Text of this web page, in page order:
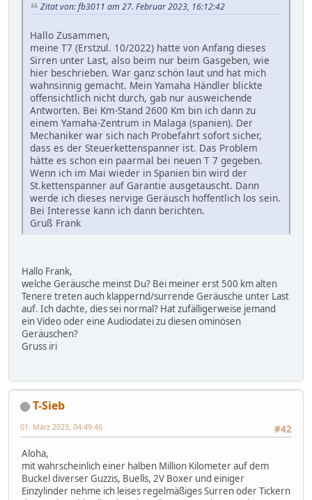
Zitat von: fb3011 am 27. Februar 2023, 16:12:42
Hallo Zusammen,
meine T7 (Erstzul. 10/2022) hatte von Anfang dieses
Sirren unter Last, also beim nur beim Gasgeben, wie
hier beschrieben. War ganz schön laut und hat mich
wahnsinnig gemacht. Mein Yamaha Händler blickte
offensichtlich nicht durch, gab nur ausweichende
Antworten. Bei Km-Stand 2600 Km bin ich dann zu
einem Yamaha-Zentrum in Malaga (spanien). Der
Mechaniker war sich nach Probefahrt sofort sicher,
dass es der Steuerkettenspanner ist. Das Problem
hätte es schon ein paarmal bei neuen T 7 gegeben.
Wenn ich im Mai wieder in Spanien bin wird der
St.kettenspanner auf Garantie ausgetauscht. Dann
werde ich dieses nervige Geräusch hoffentlich los sein.
Bei Interesse kann ich dann berichten.
Gruß Frank
Hallo Frank,
welche Geräusche meinst Du? Bei meiner erst 500 km alten
Tenere treten auch klappernd/surrende Geräusche unter Last
auf. Ich dachte, dies sei normal? Hat zufälligerweise jemand
ein Video oder eine Audiodatei zu diesen ominösen
Geräuschen?
Gruss iri
T-Sieb
#42
01. März 2023, 04:49:46
Aloha,
mit wahrscheinlich einer halben Million Kilometer auf dem
Buckel diverser Guzzis, Buells, 2V Boxer und einiger
Einzylinder nehme ich leises regelmäßiges Surren oder Tickern